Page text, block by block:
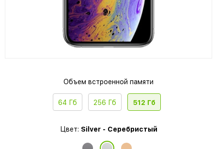
Объем встроенной памяти
64 Гб 256 Гб 512 Гб
Цвет: Silver - Серебристый